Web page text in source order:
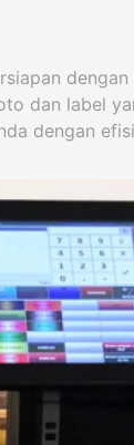
dan label
dengan